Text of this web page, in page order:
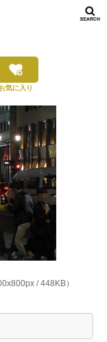
お気に入り
/ 448KB）